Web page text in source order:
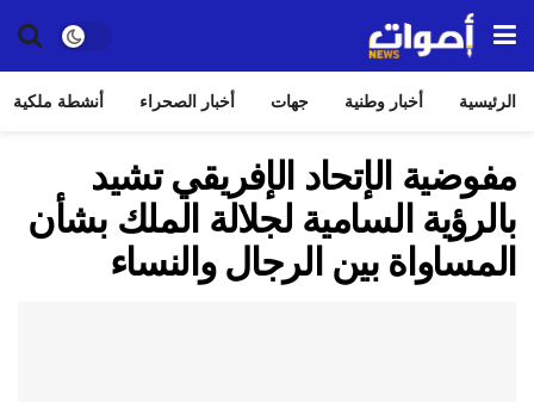
الرئيسية أخبار وطنية جهات أخبار الصحراء أنشطة ملكية
مفوضية الإتحاد الإفريقي تشيد
بالرؤية السامية لجلالة الملك بشأن
المساواة بين الرجال والنساء